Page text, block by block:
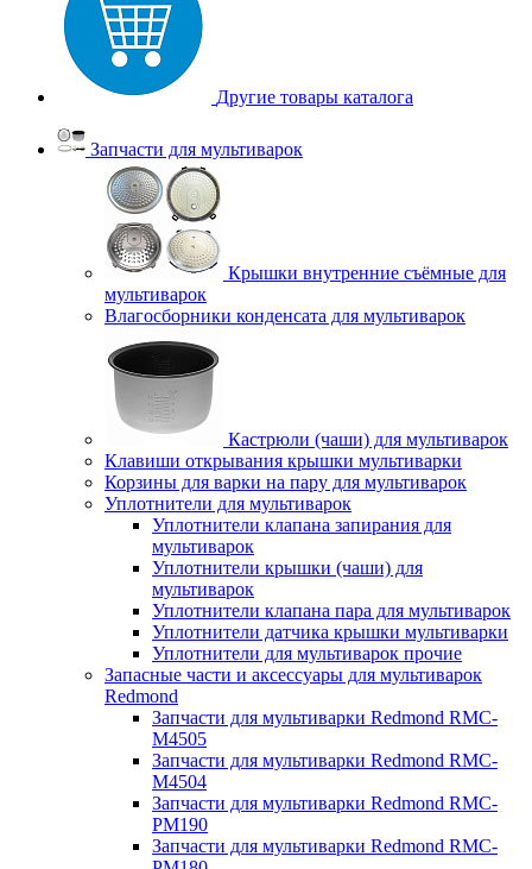
Другие товары каталога
Запчасти для мультиварок
Крышки внутренние съёмные для
мультиварок
Влагосборники конденсата для мультиварок
Кастрюли (чаши) для мультиварок
Клавиши открывания крышки мультиварки
Корзины для варки на пару для мультиварок
Уплотнители для мультиварок
Уплотнители клапана запирания для
мультиварок
Уплотнители крышки (чаши) для
мультиварок
Уплотнители клапана пара для мультиварок
Уплотнители датчика крышки мультиварки
Уплотнители для мультиварок прочие
Запасные части и аксессуары для мультиварок
Redmond
Запчасти для мультиварки Redmond RMC-
M4505
Запчасти для мультиварки Redmond RMC-
M4504
Запчасти для мультиварки Redmond RMC-
PM190
Запчасти для мультиварки Redmond RMC-